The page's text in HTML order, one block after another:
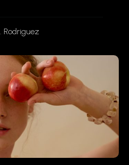
Rodriguez